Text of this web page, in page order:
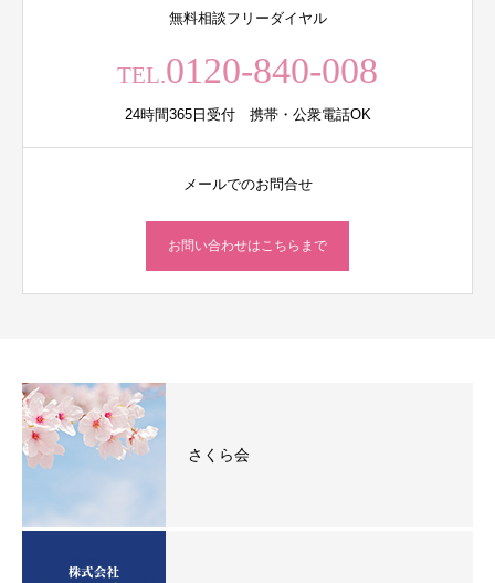
無料相談フリーダイヤル
TEL.0120-840-008
24時間365日受付 携帯・公衆電話OK
メールでのお問合せ
お問い合わせはこちらまで
さくら会